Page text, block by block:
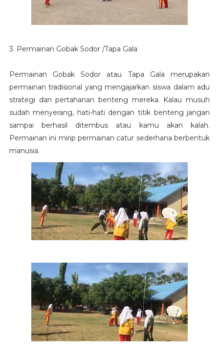
3. Permainan Gobak Sodor /Tapa Gala
Permainan Gobak Sodor atau Tapa Gala merupakan
permainan tradisional yang mengajarkan siswa dalam adu
strategi dan pertahanan benteng mereka. Kalau musuh
sudah menyerang, hati-hati dengan titik benteng jangan
sampai berhasil ditembus atau kamu akan kalah.
Permainan ini mirip permainan catur sederhana berbentuk
manusia.